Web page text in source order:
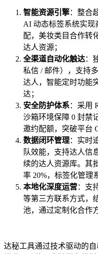
智能资源引擎：整合
AI 动态标签系统实现
配，美妆类目合作转
达人资源；
全渠道自动化触达：
私信 / 邮件），支持
达人，智能定时功能
达；
安全防护体系：采用
沙箱环境保障 0 封禁
邀约配额，突破平台
数据闭环管理：实时
队效能，支持达人信
续的达人资源库。其
率 20%，标签化管理
本地化深度运营：支
等第三方联系方式，
池，通过定制化合作
达秘工具通过技术驱动的